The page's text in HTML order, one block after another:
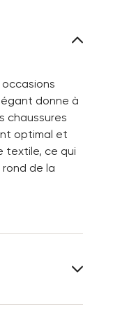
donne à
chaussures
optimal et
textile, ce qui
de la
gaufré